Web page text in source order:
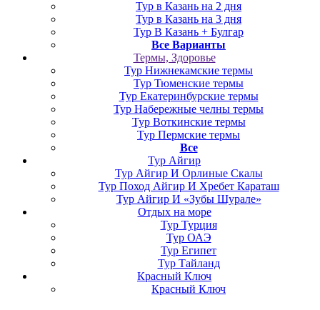
Тур в Казань на 2 дня
Тур в Казань на 3 дня
Тур В Казань + Булгар
Все Варианты
Термы, Здоровье
Тур Нижнекамские термы
Тур Тюменские термы
Тур Екатеринбурские термы
Тур Набережные челны термы
Тур Воткинские термы
Тур Пермские термы
Все
Тур Айгир
Тур Айгир И Орлиные Скалы
Тур Поход Айгир И Хребет Караташ
Тур Айгир И «Зубы Шурале»
Отдых на море
Тур Турция
Тур ОАЭ
Тур Египет
Тур Тайланд
Красный Ключ
Красный Ключ